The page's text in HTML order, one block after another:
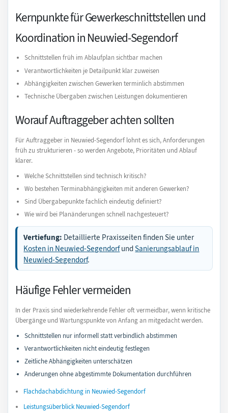
Kernpunkte für Gewerkeschnittstellen und
Koordination in Neuwied-Segendorf
Schnittstellen früh im Ablaufplan sichtbar machen
Verantwortlichkeiten je Detailpunkt klar zuweisen
Abhängigkeiten zwischen Gewerken terminlich abstimmen
Technische Übergaben zwischen Leistungen dokumentieren
Worauf Auftraggeber achten sollten
Für Auftraggeber in Neuwied-Segendorf lohnt es sich, Anforderungen
früh zu strukturieren - so werden Angebote, Prioritäten und Ablauf
klarer.
Welche Schnittstellen sind technisch kritisch?
Wo bestehen Terminabhängigkeiten mit anderen Gewerken?
Sind Übergabepunkte fachlich eindeutig definiert?
Wie wird bei Planänderungen schnell nachgesteuert?
Vertiefung: Detaillierte Praxisseiten finden Sie unter
Kosten in Neuwied-SegendorfundSanierungsablauf in
Neuwied-Segendorf.
Häufige Fehler vermeiden
In der Praxis sind wiederkehrende Fehler oft vermeidbar, wenn kritische
Übergänge und Wartungspunkte von Anfang an mitgedacht werden.
Schnittstellen nur informell statt verbindlich abstimmen
Verantwortlichkeiten nicht eindeutig festlegen
Zeitliche Abhängigkeiten unterschätzen
Änderungen ohne abgestimmte Dokumentation durchführen
Flachdachabdichtung in Neuwied-Segendorf
Leistungsüberblick Neuwied-Segendorf